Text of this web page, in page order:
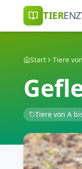
TIER
Start Tiere
Tiere von A